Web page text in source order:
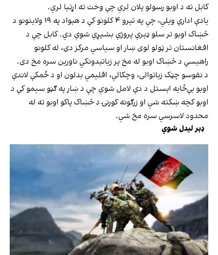
کابل ته د اوبو رسولو پلان لري چې وخت ته اړتیا لري.
یادې ادارې ویلي، چې په تېرو ۴ کلونو کې د هېواد په ۱۹ ولایتونو د
څښاک اوبو تر سلو ډېرې پروژې بشپړې شوې دي. کابل چې د
افغانستان تر ټولو لوی ښار او سیاسي مرکز دی، له کلونو
راهیسې د څښاک اوبو له مخ پر زیاتېدونکي ناورین سره مخ دی.
د نفوسو چټک زیاتوالی، وچکالي، اقلیمي بدلون او د ځمکې لاندې
اوبو بې‌ځایه اېستل د دې لامل شوي چې د ښار په ګڼو سیمو کې د
اوبو کچه ښکته شي او زرګونه کورنۍ د څښاک پاکو اوبو ته له
محدود لاسرسي سره مخ شي.
ډېر لیدل شوي